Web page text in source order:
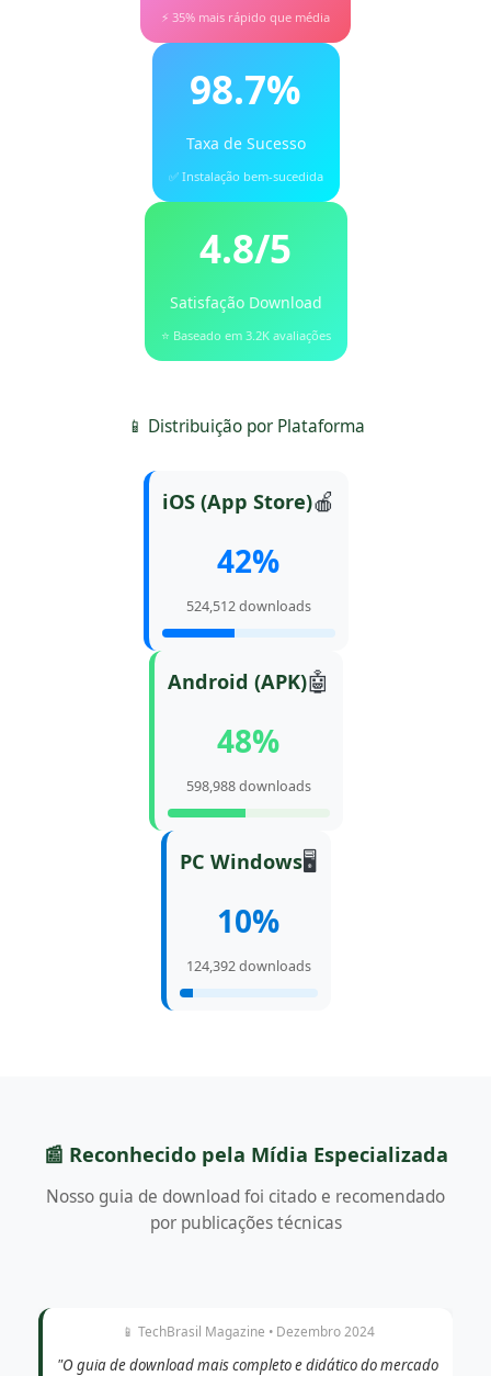
⚡ 35% mais rápido que média
98.7%
Taxa de Sucesso
✅ Instalação bem-sucedida
4.8/5
Satisfação Download
⭐ Baseado em 3.2K avaliações
📱 Distribuição por Plataforma
iOS (App Store)🍎
42%
524,512 downloads
Android (APK)🤖
48%
598,988 downloads
PC Windows🖥️
10%
124,392 downloads
📰 Reconhecido pela Mídia Especializada
Nosso guia de download foi citado e recomendado
por publicações técnicas
📱 TechBrasil Magazine • Dezembro 2024
"O guia de download mais completo e didático do mercado